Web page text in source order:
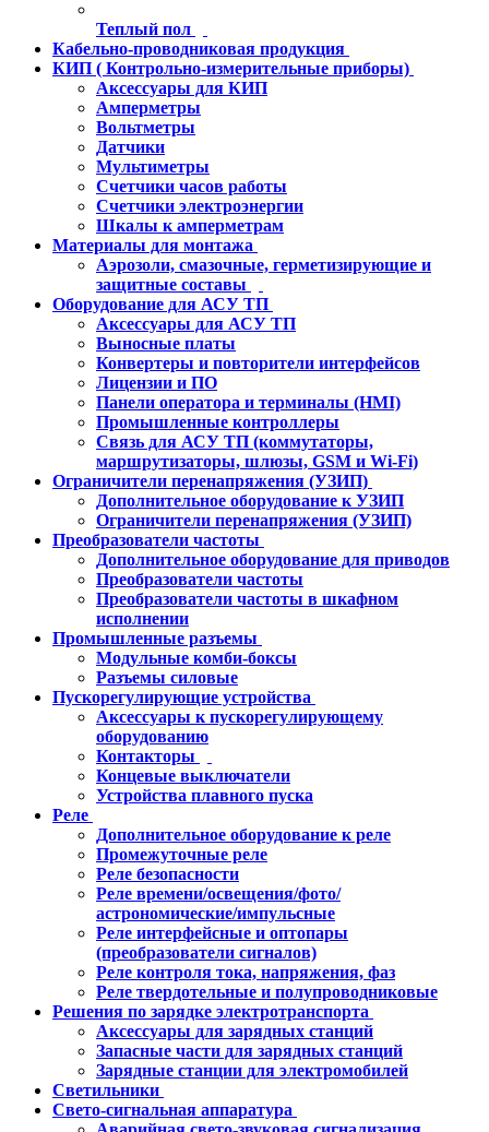
Теплый пол
Кабельно-проводниковая продукция
КИП ( Контрольно-измерительные приборы)
Аксессуары для КИП
Амперметры
Вольтметры
Датчики
Мультиметры
Счетчики часов работы
Счетчики электроэнергии
Шкалы к амперметрам
Материалы для монтажа
Аэрозоли, смазочные, герметизирующие и
защитные составы
Оборудование для АСУ ТП
Аксессуары для АСУ ТП
Выносные платы
Конвертеры и повторители интерфейсов
Лицензии и ПО
Панели оператора и терминалы (HMI)
Промышленные контроллеры
Связь для АСУ ТП (коммутаторы,
маршрутизаторы, шлюзы, GSM и Wi-Fi)
Ограничители перенапряжения (УЗИП)
Дополнительное оборудование к УЗИП
Ограничители перенапряжения (УЗИП)
Преобразователи частоты
Дополнительное оборудование для приводов
Преобразователи частоты
Преобразователи частоты в шкафном
исполнении
Промышленные разъемы
Модульные комби-боксы
Разъемы силовые
Пускорегулирующие устройства
Аксессуары к пускорегулирующему
оборудованию
Контакторы
Концевые выключатели
Устройства плавного пуска
Реле
Дополнительное оборудование к реле
Промежуточные реле
Реле безопасности
Реле времени/освещения/фото/
астрономические/импульсные
Реле интерфейсные и оптопары
(преобразователи сигналов)
Реле контроля тока, напряжения, фаз
Реле твердотельные и полупроводниковые
Решения по зарядке электротранспорта
Аксессуары для зарядных станций
Запасные части для зарядных станций
Зарядные станции для электромобилей
Светильники
Свето-сигнальная аппаратура